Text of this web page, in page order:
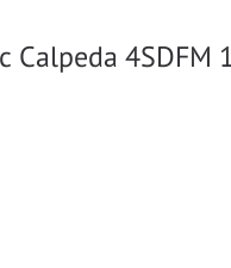
Calpeda 4SDFM